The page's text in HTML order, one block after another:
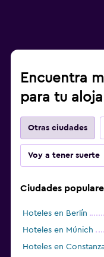
Encuentra
para tu
Otras ciudades
Voy a tener suerte
Ciudades
Hoteles en Berlín
Hoteles en Múnich
Hoteles en